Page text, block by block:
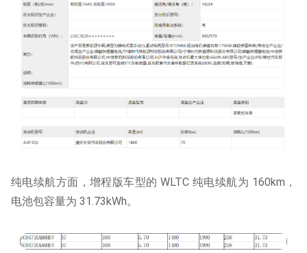
纯电续航方面，增程版车型的 WLTC 纯电续航为 160km，
电池包容量为 31.73kWh。